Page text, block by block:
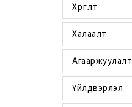
Хөргөлт
Халаалт
Агааржуулалт
Үйлдвэрлэл